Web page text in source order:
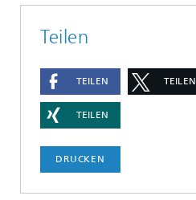
Teilen
TEILEN TEILEN
TEILEN
DRUCKEN